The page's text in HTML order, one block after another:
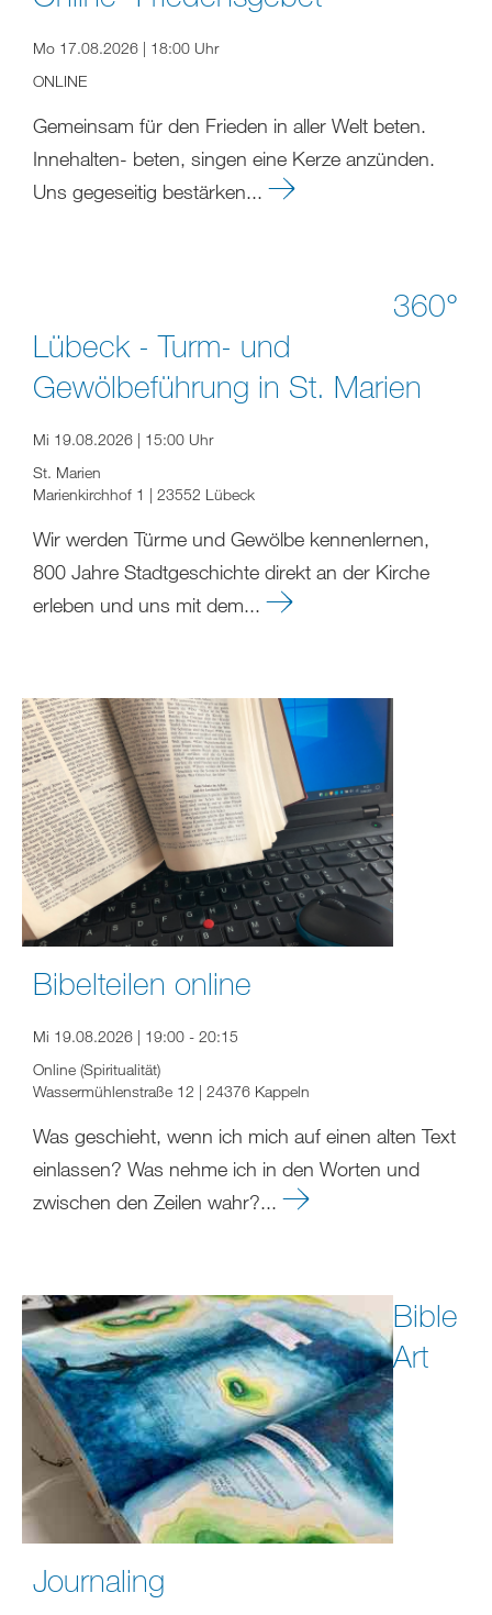
Mo 17.08.2026 | 18:00 Uhr
ONLINE
Gemeinsam für den Frieden in aller Welt beten.
Innehalten- beten, singen eine Kerze anzünden.
Uns gegeseitig bestärken...
360°
Lübeck - Turm- und
Gewölbeführung in St. Marien
Mi 19.08.2026 | 15:00 Uhr
St. Marien
Marienkirchhof 1 | 23552 Lübeck
Wir werden Türme und Gewölbe kennenlernen,
800 Jahre Stadtgeschichte direkt an der Kirche
erleben und uns mit dem...
Bibelteilen online
Mi 19.08.2026 | 19:00 - 20:15
Online (Spiritualität)
Wassermühlenstraße 12 | 24376 Kappeln
Was geschieht, wenn ich mich auf einen alten Text
einlassen? Was nehme ich in den Worten und
zwischen den Zeilen wahr?...
Bible
Art
Journaling